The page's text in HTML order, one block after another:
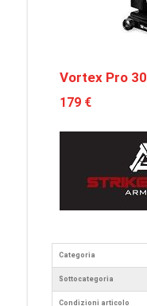
Vortex Pro
179 €
Categoria
Sottocategoria
Condizioni articolo